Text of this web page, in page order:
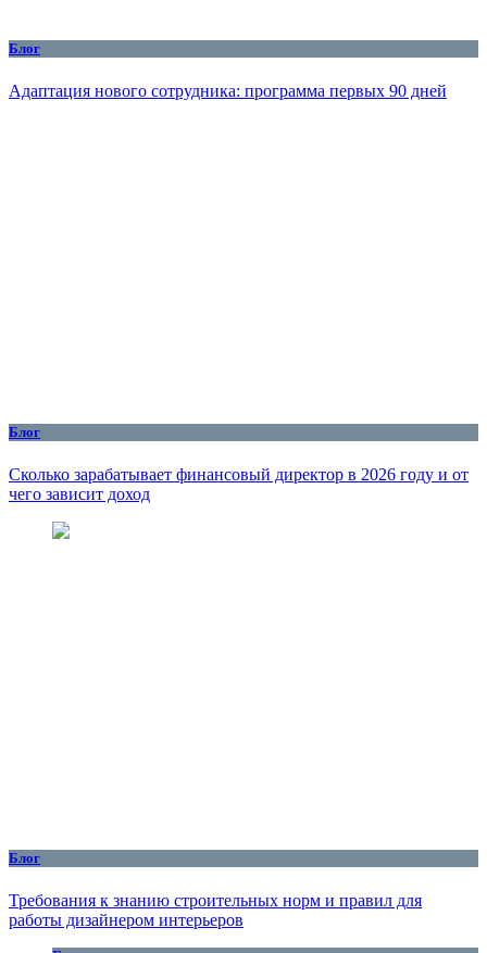
Блог
Адаптация нового сотрудника: программа первых 90 дней
Блог
Сколько зарабатывает финансовый директор в 2026 году и от
чего зависит доход
Блог
Требования к знанию строительных норм и правил для
работы дизайнером интерьеров